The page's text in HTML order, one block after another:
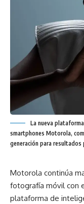
La nueva
smartphones Motorola,
generación para resultados
Motorola continúa
fotografía móvil con
plataforma de